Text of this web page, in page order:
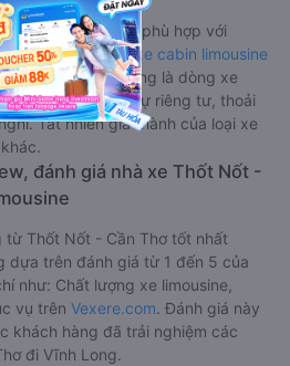
thiết kế nhỏ hơn phù hợp với
nhỏ nhắn. Dòngxe cabin limousine
- Cần Thơnày đang là dòng xe
thường chọn vì sự riêng tư, thoải
Tất nhiên giá thành của loại xe
đánh giá nhà xe Thốt Nốt -
từ Thốt Nốt - Cần Thơ tốt nhất
dựa trên đánh giá từ 1 đến 5 của
như: Chất lượng xe limousine,
vụ trên Vexere.com. Đánh giá này
khách hàng đã trải nghiệm các
đi Vĩnh Long.